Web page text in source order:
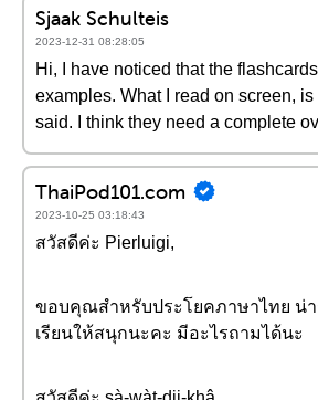
Sjaak Schulteis
2023-12-31 08:28:05
Hi, I have noticed that the
examples. What I read on screen,
said. I think they need a complete
ThaiPod101.com
2023-10-25 03:18:43
สวัสดีค่ะ Pierluigi,
ขอบคุณสำหรับประโยคภาษาไทย น่า
เรียนให้สนุกนะคะ มีอะไรถามได้นะ